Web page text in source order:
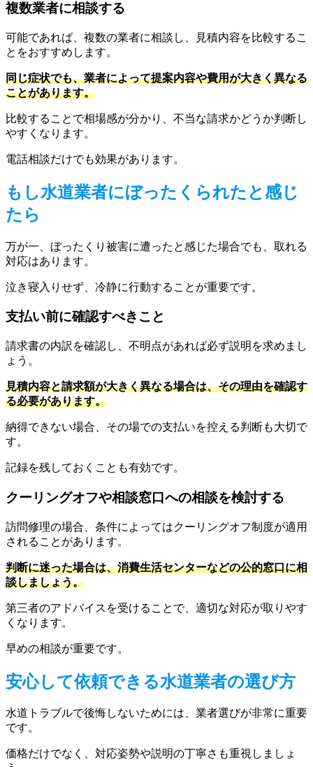
複数業者に相談する
可能であれば、複数の業者に相談し、見積内容を比較するこ
とをおすすめします。
同じ症状でも、業者によって提案内容や費用が大きく異なる
ことがあります。
比較することで相場感が分かり、不当な請求かどうか判断し
やすくなります。
電話相談だけでも効果があります。
もし水道業者にぼったくられたと感じ
たら
万が一、ぼったくり被害に遭ったと感じた場合でも、取れる
対応はあります。
泣き寝入りせず、冷静に行動することが重要です。
支払い前に確認すべきこと
請求書の内訳を確認し、不明点があれば必ず説明を求めまし
ょう。
見積内容と請求額が大きく異なる場合は、その理由を確認す
る必要があります。
納得できない場合、その場での支払いを控える判断も大切で
す。
記録を残しておくことも有効です。
クーリングオフや相談窓口への相談を検討する
訪問修理の場合、条件によってはクーリングオフ制度が適用
されることがあります。
判断に迷った場合は、消費生活センターなどの公的窓口に相
談しましょう。
第三者のアドバイスを受けることで、適切な対応が取りやす
くなります。
早めの相談が重要です。
安心して依頼できる水道業者の選び方
水道トラブルで後悔しないためには、業者選びが非常に重要
です。
価格だけでなく、対応姿勢や説明の丁寧さも重視しましょ